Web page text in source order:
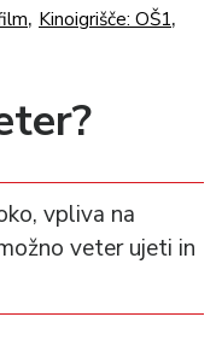
, Kinoigrišče: OŠ1,
vpliva na
veter ujeti in